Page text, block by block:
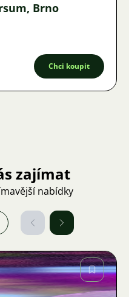
Brno
Chci koupit
zajímat
nabídky